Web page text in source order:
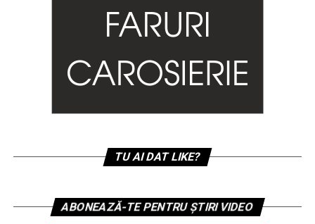
TU AI DAT LIKE?
ABONEAZĂ-TE PENTRU ȘTIRI VIDEO